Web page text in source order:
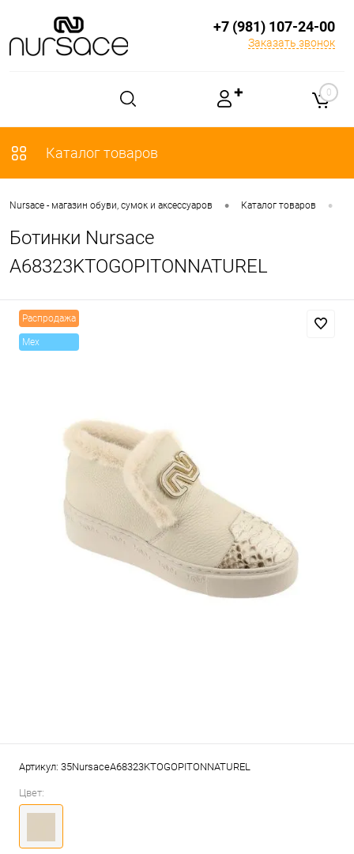
+7 (981) 107-24-00
Заказать звонок
✚ 0
Каталог товаров
Nursace - магазин обуви, сумок и аксессуаров • Каталог товаров •
Ботинки Nursace
A68323KTOGOPITONNATUREL
Распродажа
Mex
Артикул: 35NursaceA68323KTOGOPITONNATUREL
Цвет: